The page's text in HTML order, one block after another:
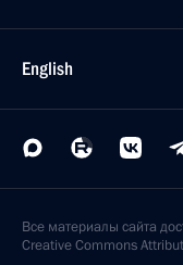
English
Все материалы сайта
Creative Commons